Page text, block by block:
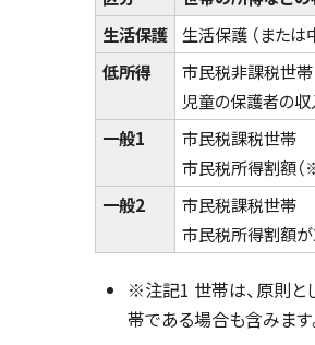
生活保護
生活保護 （また
低所得
市民税非課税世帯
児童の保護者の
一般1
市民税課税世帯
市民税所得割額
一般2
市民税課税世帯
市民税所得割額
※注記1 世帯は、原則と
帯である場合も含みます